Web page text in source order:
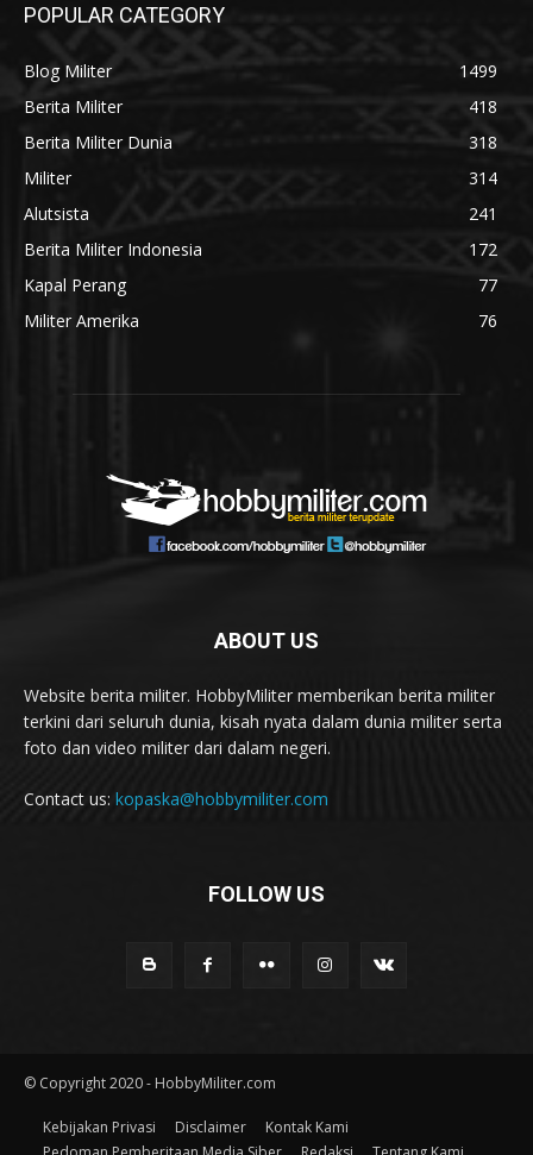
POPULAR CATEGORY
Blog Militer
1499
Berita Militer
418
Berita Militer Dunia
318
Militer
314
Alutsista
241
Berita Militer Indonesia
172
Kapal Perang
77
Militer Amerika
76
ABOUT US
Website berita militer. HobbyMiliter memberikan berita militer
terkini dari seluruh dunia, kisah nyata dalam dunia militer serta
foto dan video militer dari dalam negeri.
Contact us: kopaska@hobbymiliter.com
FOLLOW US
© Copyright 2020 - HobbyMiliter.com
Kebijakan Privasi Disclaimer
Kontak Kami